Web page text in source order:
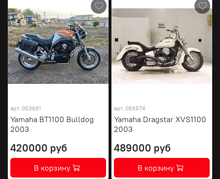
арт. 053681
Yamaha BT1100 Bulldog
2003
420000 руб
В корзину
арт. 056574
Yamaha Dragstar XVS1100
2003
489000 руб
В корзину